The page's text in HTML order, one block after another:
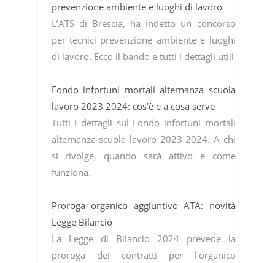
prevenzione ambiente e luoghi di lavoro
L’ATS di Brescia, ha indetto un concorso
per tecnici prevenzione ambiente e luoghi
di lavoro. Ecco il bando e tutti i dettagli utili
Fondo infortuni mortali alternanza scuola
lavoro 2023 2024: cos’è e a cosa serve
Tutti i dettagli sul Fondo infortuni mortali
alternanza scuola lavoro 2023 2024. A chi
si rivolge, quando sarà attivo e come
funziona.
Proroga organico aggiuntivo ATA: novità
Legge Bilancio
La Legge di Bilancio 2024 prevede la
proroga dei contratti per l'organico